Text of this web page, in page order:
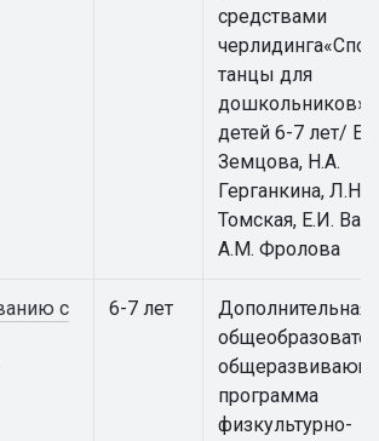
средствами
танцы для
дошкольников»
детей 6-7 лет/
Земцова, Н.А.
Герганкина, Л.Н.
Томская, Е.И.
А.М. Фролова
с
6-7 лет
Дополнительная
программа
физкультурно-